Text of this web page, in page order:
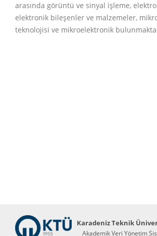
arasında görüntü ve sinyal işleme,
elektronik bileşenler ve malzemeler,
teknolojisi ve mikroelektronik
Karadeniz Teknik
Akademik Veri Yönetim